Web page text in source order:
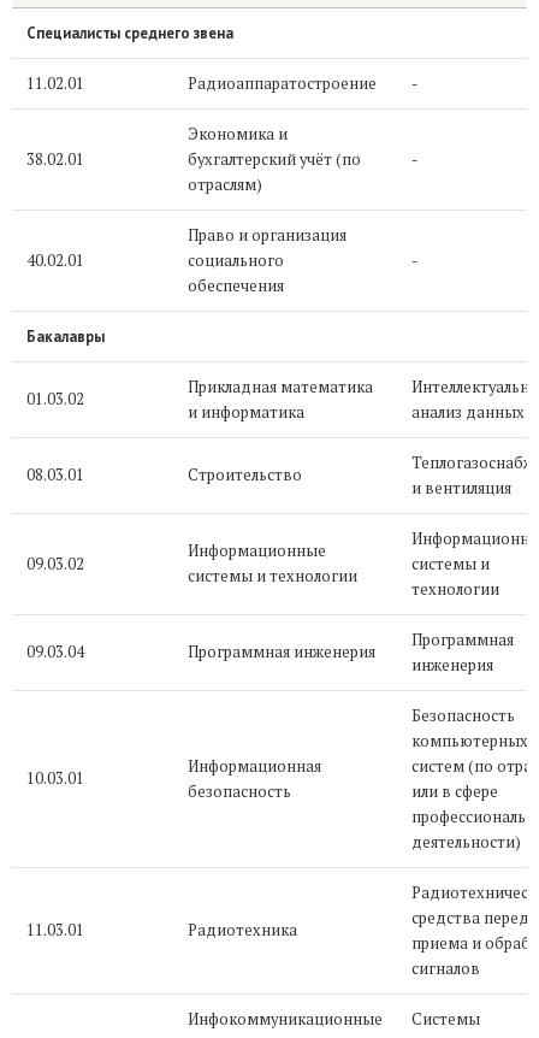
Специалисты среднего звена
11.02.01 Радиоаппаратостроение -
38.02.01
Экономика и
бухгалтерский учёт (по
отраслям)
-
40.02.01
Право и организация
социального
обеспечения
-
Бакалавры
01.03.02
Прикладная математика
и информатика
анализ данных
08.03.01 Строительство
и вентиляция
09.03.02
Информационные
системы и технологии
системы и
технологии
09.03.04 Программная инженерия
Программная
инженерия
10.03.01
Информационная
безопасность
Безопасность
компьютерных
систем (по
или в сфере
деятельности)
11.03.01 Радиотехника
средства
приема и
сигналов
Инфокоммуникационные
Системы